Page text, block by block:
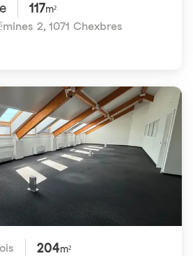
117m²
2, 1071 Chexbres
204m²